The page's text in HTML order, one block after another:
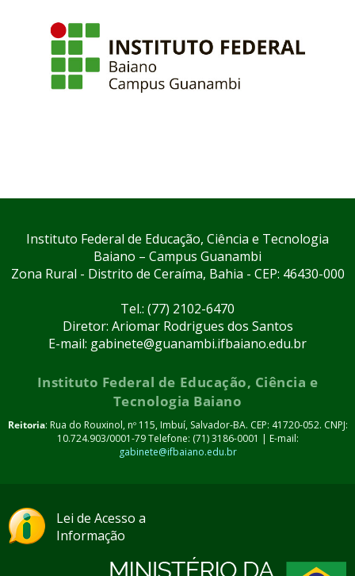
Instituto Federal de Educação, Ciência e Tecnologia
Baiano – Campus Guanambi
Zona Rural - Distrito de Ceraíma, Bahia - CEP: 46430-000
Tel.: (77) 2102-6470
Diretor: Ariomar Rodrigues dos Santos
E-mail: gabinete@guanambi.ifbaiano.edu.br
Instituto Federal de Educação, Ciência e
Tecnologia Baiano
Reitoria: Rua do Rouxinol, nº 115, Imbuí, Salvador-BA. CEP: 41720-052. CNPJ:
10.724.903/0001-79 Telefone: (71) 3186-0001 | E-mail:
gabinete@ifbaiano.edu.br
Lei de Acesso a
Informação